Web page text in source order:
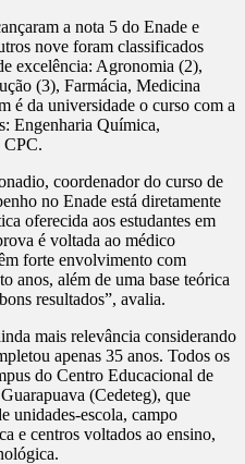
a nota 5 do Enade e
nove foram classificados
excelência: Agronomia (2),
(3), Farmácia, Medicina
é da universidade o curso com a
Engenharia Química,
CPC.
coordenador do curso de
no Enade está diretamente
oferecida aos estudantes em
é voltada ao médico
forte envolvimento com
anos, além de uma base teórica
resultados”, avalia.
mais relevância considerando
apenas 35 anos. Todos os
do Centro Educacional de
(Cedeteg), que
unidades-escola, campo
e centros voltados ao ensino,